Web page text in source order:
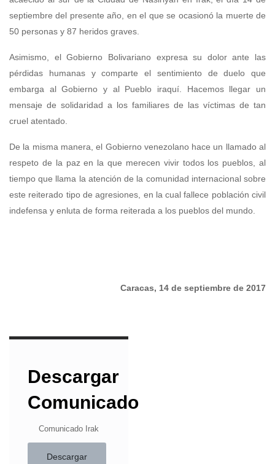
septiembre del presente año, en el que se ocasionó la muerte de
50 personas y 87 heridos graves.
Asimismo, el Gobierno Bolivariano expresa su dolor ante las
pérdidas humanas y comparte el sentimiento de duelo que
embarga al Gobierno y al Pueblo iraquí. Hacemos llegar un
mensaje de solidaridad a los familiares de las víctimas de tan
cruel atentado.
De la misma manera, el Gobierno venezolano hace un llamado al
respeto de la paz en la que merecen vivir todos los pueblos, al
tiempo que llama la atención de la comunidad internacional sobre
este reiterado tipo de agresiones, en la cual fallece población civil
indefensa y enluta de forma reiterada a los pueblos del mundo.
Caracas, 14 de septiembre de 2017
Descargar
Comunicado
Comunicado Irak
Descargar